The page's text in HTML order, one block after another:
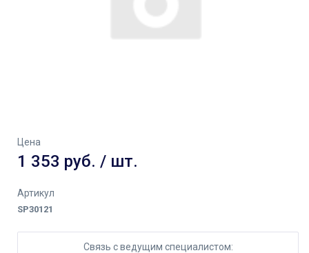
Цена
1 353 руб. / шт.
Артикул
SP30121
Связь с ведущим специалистом: